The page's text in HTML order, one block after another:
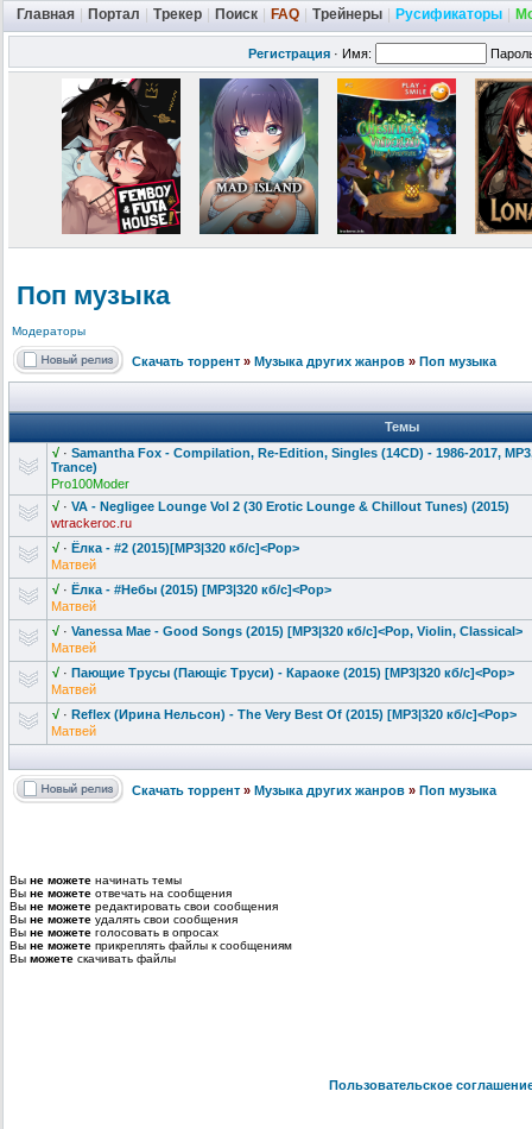
Главная Портал Трекер Поиск FAQ Трейнеры Русификаторы
Регистрация · Имя:
Поп музыка
Модераторы
Скачать торрент » Музыка других жанров » Поп музыка
Темы
√ · Samantha Fox - Compilation, Re-Edition, Singles (14CD) - 1986-2017,
Trance)
Pro100Moder
√ · VA - Negligee Lounge Vol 2 (30 Erotic Lounge & Chillout Tunes) (2015)
wtrackeroc.ru
√ · Ёлка - #2 (2015)[MP3|320 кб/с]<Pop>
Матвей
√ · Ёлка - #Небы (2015) [MP3|320 кб/с]<Pop>
Матвей
√ · Vanessa Mae - Good Songs (2015) [MP3|320 кб/с]<Pop, Violin, Classical>
Матвей
√ · Пающие Трусы (Пающіє Труси) - Караоке (2015) [MP3|320 кб/с]<Pop>
Матвей
√ · Reflex (Ирина Нельсон) - The Very Best Of (2015) [MP3|320 кб/с]<Pop>
Матвей
Скачать торрент » Музыка других жанров » Поп музыка
Вы не можете начинать темы
Вы не можете отвечать на сообщения
Вы не можете редактировать свои сообщения
Вы не можете удалять свои сообщения
Вы не можете голосовать в опросах
Вы не можете прикреплять файлы к сообщениям
Вы можете скачивать файлы
Пользовательское